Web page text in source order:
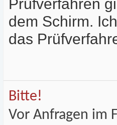
Prüfverfahren
dem Schirm.
das
Bitte!
Vor Anfragen im